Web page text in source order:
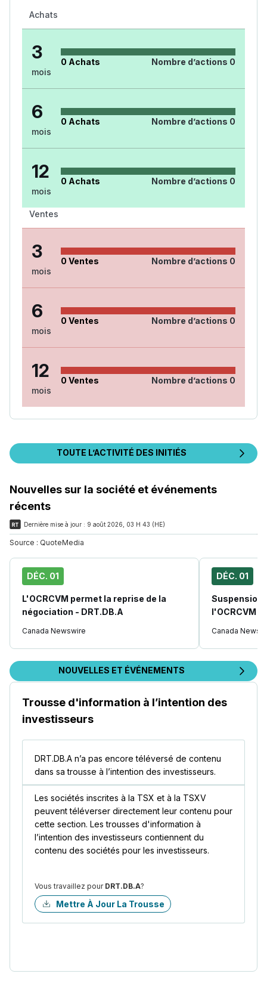
Achats
3
mois
0 Achats Nombre d’actions 0
6
mois
0 Achats Nombre d’actions 0
12
mois
0 Achats Nombre d’actions 0
Ventes
3
mois
0 Ventes Nombre d’actions 0
6
mois
0 Ventes Nombre d’actions 0
12
mois
0 Ventes Nombre d’actions 0
TOUTE L’ACTIVITÉ DES INITIÉS
Nouvelles sur la société et événements
récents
Dernière mise à jour : 9 août 2026, 03 H 43 (HE)
Source : QuoteMedia
DÉC. 01
L'OCRCVM permet la reprise de la
négociation - DRT.DB.A
Canada Newswire
DÉC. 01
Suspension
l'OCRCVM -
Canada
NOUVELLES ET ÉVÉNEMENTS
Trousse d'information à l’intention des
investisseurs
DRT.DB.A n’a pas encore téléversé de contenu
dans sa trousse à l’intention des investisseurs.
Les sociétés inscrites à la TSX et à la TSXV
peuvent téléverser directement leur contenu pour
cette section. Les trousses d'information à
l’intention des investisseurs contiennent du
contenu des sociétés pour les investisseurs.
Vous travaillez pour DRT.DB.A?
Mettre À Jour La Trousse